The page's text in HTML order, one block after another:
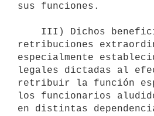
sus funciones.
retribuciones
especialmente
legales dictadas al
retribuir la función
los funcionarios
en distintas